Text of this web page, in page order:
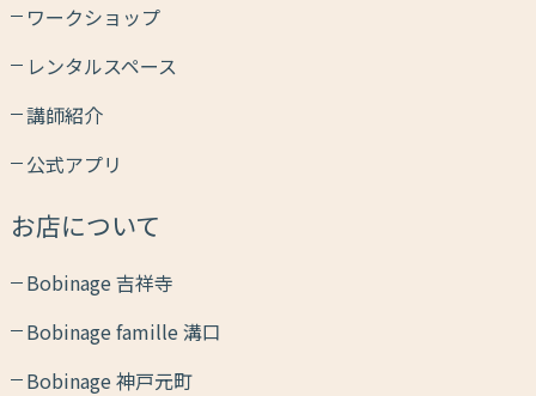
ワークショップ
レンタルスペース
講師紹介
公式アプリ
お店について
Bobinage 吉祥寺
Bobinage famille 溝口
Bobinage 神戸元町